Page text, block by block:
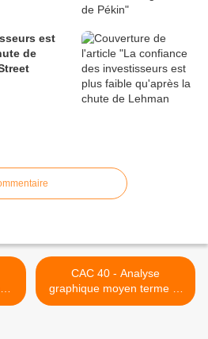
est
de
CAC 40 - Analyse
graphique moyen terme et
court terme - 11.2.07 : Une